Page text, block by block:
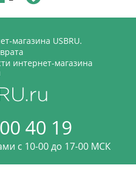
магазина USBRU.
интернет-магазина
40 19
c 10-00 до 17-00 МСК